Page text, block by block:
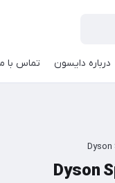
درباره دایسون تماس با